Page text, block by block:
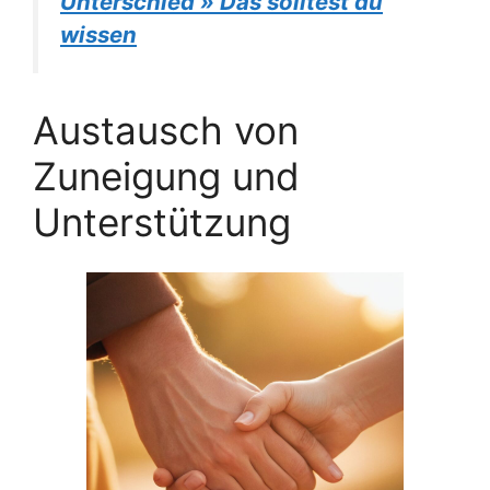
wissen
Austausch von
Zuneigung und
Unterstützung